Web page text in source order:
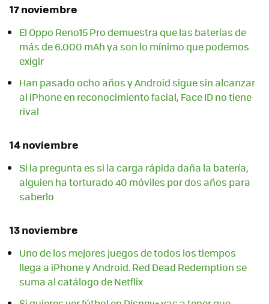
17 noviembre
El Oppo Reno15 Pro demuestra que las baterías de
más de 6.000 mAh ya son lo mínimo que podemos
exigir
Han pasado ocho años y Android sigue sin alcanzar
al iPhone en reconocimiento facial, Face ID no tiene
rival
14 noviembre
Si la pregunta es si la carga rápida daña la batería,
alguien ha torturado 40 móviles por dos años para
saberlo
13 noviembre
Uno de los mejores juegos de todos los tiempos
llega a iPhone y Android. Red Dead Redemption se
suma al catálogo de Netflix